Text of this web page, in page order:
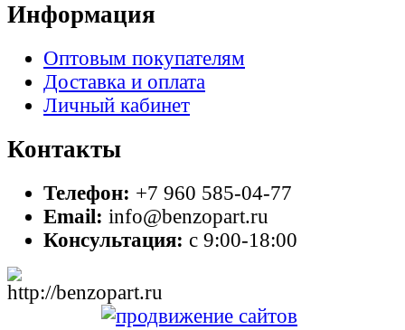
Информация
Оптовым покупателям
Доставка и оплата
Личный кабинет
Контакты
Телефон: +7 960 585-04-77
Email: info@benzopart.ru
Консультация: с 9:00-18:00